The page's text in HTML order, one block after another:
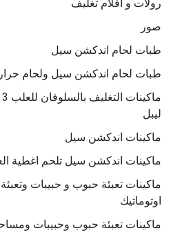
رولات و افلام تغليف
صور
طبات لحام اندكشن سيل
طبات لحام اندكشن سيل ولحام
ليبل
ماكينات اندكشن سيل
ماكينات اندكشن سيل تلحم اغطية
ماكينات تعبئة حبوب و حبيبات
اوتوماتيك
ماكينات تعبئة حبوب وحبيبات